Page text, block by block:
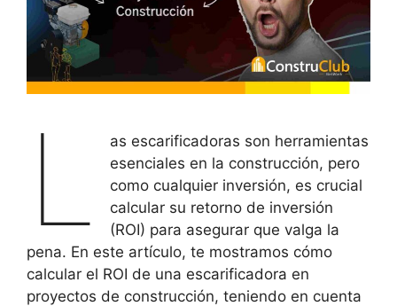
L
as escarificadoras son herramientas
esenciales en la construcción, pero
como cualquier inversión, es crucial
calcular su retorno de inversión
(ROI) para asegurar que valga la
pena. En este artículo, te mostramos cómo
calcular el ROI de una escarificadora en
proyectos de construcción, teniendo en cuenta